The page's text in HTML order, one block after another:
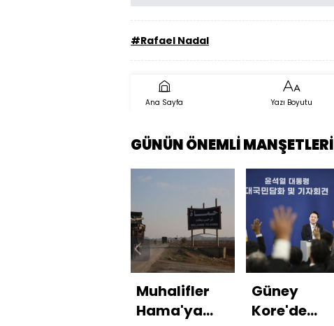
#Rafael Nadal
Ana Sayfa Yazı Boyutu
GÜNÜN ÖNEMLİ MANŞETLERİ
Muhalifler
Hama'ya
Güney
Kore'de